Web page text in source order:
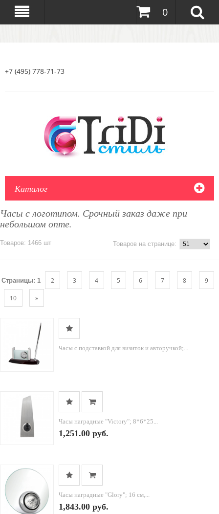
0
+7 (495) 778-71-73
Каталог
Часы с логотипом. Срочный заказ даже при
небольшом опте.
Товаров: 1466 шт Товаров на странице:
Страницы: 1 2 3 4 5 6 7 8 9
10 »
Часы с подставкой для визиток и авторучкой;...
Часы наградные "Victory"; 8*6*25...
1,251.00 руб.
Часы наградные "Glory"; 16 см,...
1,843.00 руб.